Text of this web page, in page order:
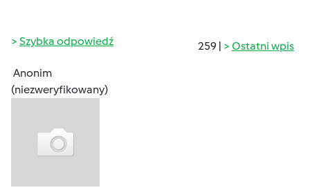
259 | Ostatni wpis
Szybka odpowiedź
Anonim
(niezweryfikowany)